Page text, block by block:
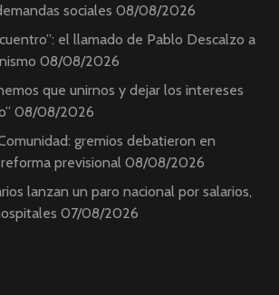
sociales 08/08/2026
el llamado de Pablo Descalzo a
08/08/2026
que unirnos y dejar los intereses
08/08/2026
gremios debatieron en
previsional 08/08/2026
lanzan un paro nacional por salarios,
07/08/2026